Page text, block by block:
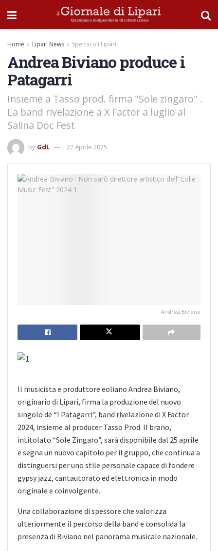
Home Lipari News Spettacoli Lipari
Andrea Biviano produce i
Patagarri
Insieme a Tasso prod. firma "Sole zingaro" .
La band rivelazione a X Factor a luglio al
Salina Doc Fest
by GdL 22 Aprile 2025
Andrea Biviano
Il musicista e produttore eoliano Andrea Biviano,
originario di Lipari, firma la produzione del nuovo
singolo de “I Patagarri”, band rivelazione di X Factor
2024, insieme al producer Tasso Prod. Il brano,
intitolato “Sole Zingaro”, sarà disponibile dal 25 aprile
e segna un nuovo capitolo per il gruppo, che continua a
distinguersi per uno stile personale capace di fondere
gypsy jazz, cantautorato ed elettronica in modo
originale e coinvolgente.
Una collaborazione di spessore che valorizza
ulteriormente il percorso della band e consolida la
presenza di Biviano nel panorama musicale nazionale.